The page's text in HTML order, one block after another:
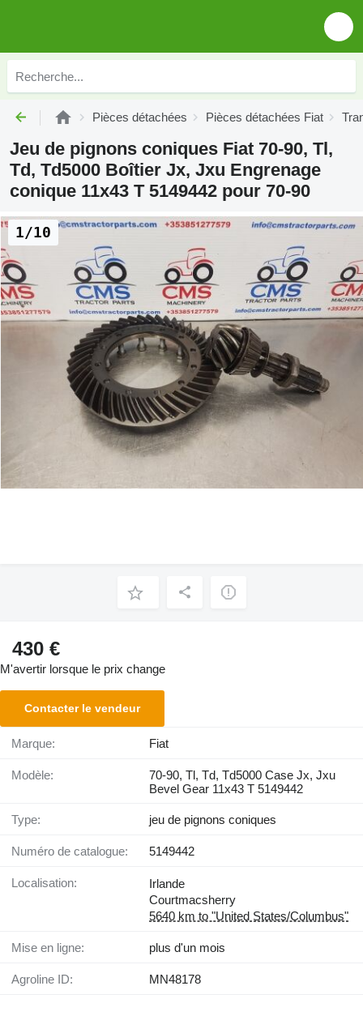
Pièces détachées Pièces détachées Fiat
Jeu de pignons coniques Fiat 70-90, Tl,
Td, Td5000 Boîtier Jx, Jxu Engrenage
conique 11x43 T 5149442 pour 70-90
1/10
430 €
M'avertir lorsque le prix change
Contacter le vendeur
Marque: Fiat
Modèle:
70-90, Tl, Td, Td5000 Case Jx, Jxu
Bevel Gear 11x43 T 5149442
Type: jeu de pignons coniques
Numéro de catalogue: 5149442
Localisation:
Irlande
Courtmacsherry
5640 km to "United States/Columbus"
Mise en ligne: plus d'un mois
Agroline ID: MN48178